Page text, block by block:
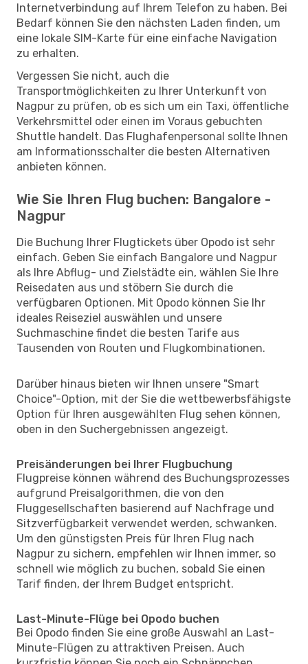
Internetverbindung auf Ihrem Telefon zu haben. Bei
Bedarf können Sie den nächsten Laden finden, um
eine lokale SIM-Karte für eine einfache Navigation
zu erhalten.
Vergessen Sie nicht, auch die
Transportmöglichkeiten zu Ihrer Unterkunft von
Nagpur zu prüfen, ob es sich um ein Taxi, öffentliche
Verkehrsmittel oder einen im Voraus gebuchten
Shuttle handelt. Das Flughafenpersonal sollte Ihnen
am Informationsschalter die besten Alternativen
anbieten können.
Wie Sie Ihren Flug buchen: Bangalore -
Nagpur
Die Buchung Ihrer Flugtickets über Opodo ist sehr
einfach. Geben Sie einfach Bangalore und Nagpur
als Ihre Abflug- und Zielstädte ein, wählen Sie Ihre
Reisedaten aus und stöbern Sie durch die
verfügbaren Optionen. Mit Opodo können Sie Ihr
ideales Reiseziel auswählen und unsere
Suchmaschine findet die besten Tarife aus
Tausenden von Routen und Flugkombinationen.
Darüber hinaus bieten wir Ihnen unsere "Smart
Choice"-Option, mit der Sie die wettbewerbsfähigste
Option für Ihren ausgewählten Flug sehen können,
oben in den Suchergebnissen angezeigt.
Preisänderungen bei Ihrer Flugbuchung
Flugpreise können während des Buchungsprozesses
aufgrund Preisalgorithmen, die von den
Fluggesellschaften basierend auf Nachfrage und
Sitzverfügbarkeit verwendet werden, schwanken.
Um den günstigsten Preis für Ihren Flug nach
Nagpur zu sichern, empfehlen wir Ihnen immer, so
schnell wie möglich zu buchen, sobald Sie einen
Tarif finden, der Ihrem Budget entspricht.
Last-Minute-Flüge bei Opodo buchen
Bei Opodo finden Sie eine große Auswahl an Last-
Minute-Flügen zu attraktiven Preisen. Auch